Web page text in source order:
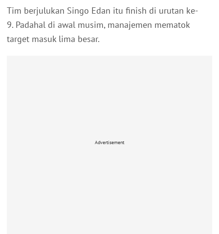
Tim berjulukan Singo Edan itu finish di urutan ke-
9. Padahal di awal musim, manajemen mematok
target masuk lima besar.
Advertisement